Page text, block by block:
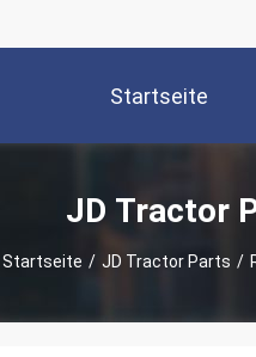
Startseite
JD Tractor
Startseite / JD Tractor Parts /